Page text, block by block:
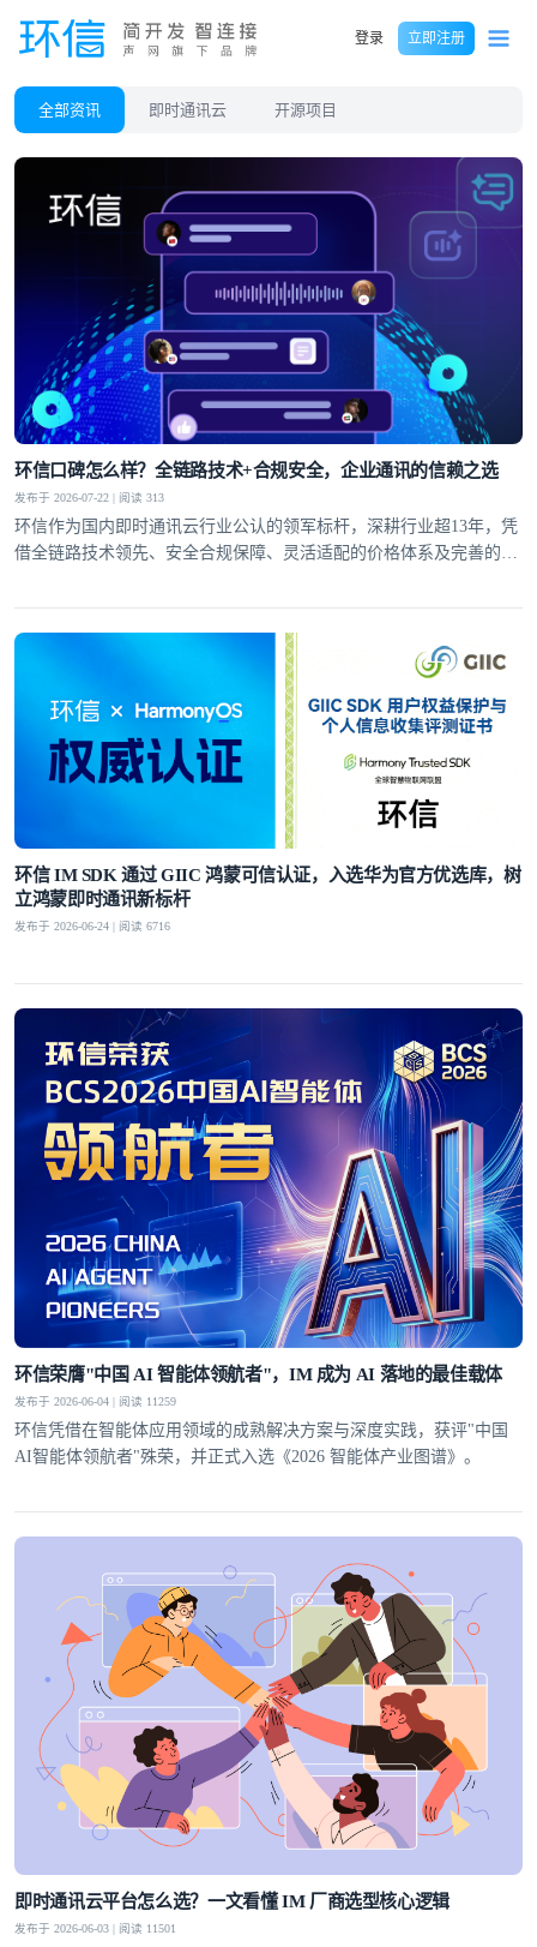
登录 立即注册
全部资讯 即时通讯云 开源项目
环信口碑怎么样？全链路技术+合规安全，企业通讯的信赖之选
发布于 2026-07-22 | 阅读 313
环信作为国内即时通讯云行业公认的领军标杆，深耕行业超13年，凭
借全链路技术领先、安全合规保障、灵活适配的价格体系及完善的全
环信 IM SDK 通过 GIIC 鸿蒙可信认证，入选华为官方优选库，树
立鸿蒙即时通讯新标杆
发布于 2026-06-24 | 阅读 6716
环信荣膺"中国 AI 智能体领航者"，IM 成为 AI 落地的最佳载体
发布于 2026-06-04 | 阅读 11259
环信凭借在智能体应用领域的成熟解决方案与深度实践，获评"中国
AI智能体领航者"殊荣，并正式入选《2026 智能体产业图谱》。
即时通讯云平台怎么选？一文看懂 IM 厂商选型核心逻辑
发布于 2026-06-03 | 阅读 11501